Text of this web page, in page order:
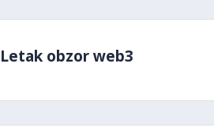
Letak obzor web3